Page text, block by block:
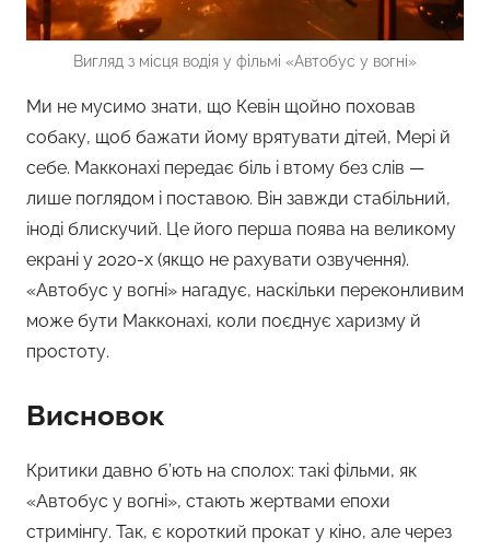
Вигляд з місця водія у фільмі «Автобус у вогні»
Ми не мусимо знати, що Кевін щойно поховав
собаку, щоб бажати йому врятувати дітей, Мері й
себе. Макконахі передає біль і втому без слів —
лише поглядом і поставою. Він завжди стабільний,
іноді блискучий. Це його перша поява на великому
екрані у 2020-х (якщо не рахувати озвучення).
«Автобус у вогні» нагадує, наскільки переконливим
може бути Макконахі, коли поєднує харизму й
простоту.
Висновок
Критики давно б’ють на сполох: такі фільми, як
«Автобус у вогні», стають жертвами епохи
стримінгу. Так, є короткий прокат у кіно, але через